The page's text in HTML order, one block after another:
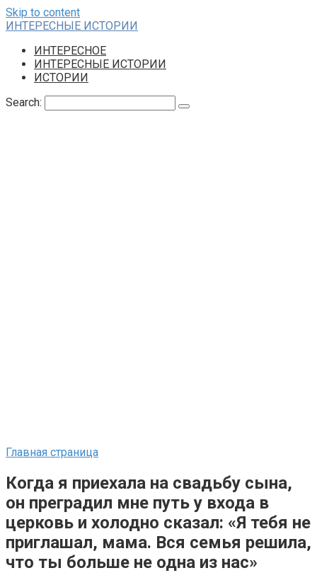
Skip to content
ИНТЕРЕСНЫЕ ИСТОРИИ
ИНТЕРЕСНОЕ
ИНТЕРЕСНЫЕ ИСТОРИИ
ИСТОРИИ
Search:
Главная страница
Когда я приехала на свадьбу сына,
он преградил мне путь у входа в
церковь и холодно сказал: «Я тебя не
приглашал, мама. Вся семья решила,
что ты больше не одна из нас»